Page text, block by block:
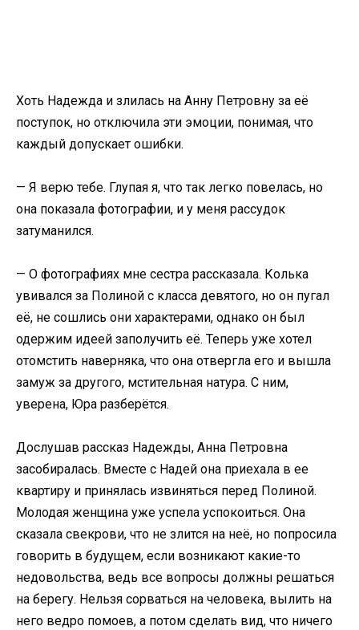
Хоть Надежда и злилась на Анну Петровну за её
поступок, но отключила эти эмоции, понимая, что
каждый допускает ошибки.
— Я верю тебе. Глупая я, что так легко повелась, но
она показала фотографии, и у меня рассудок
затуманился.
— О фотографиях мне сестра рассказала. Колька
увивался за Полиной с класса девятого, но он пугал
её, не сошлись они характерами, однако он был
одержим идеей заполучить её. Теперь уже хотел
отомстить наверняка, что она отвергла его и вышла
замуж за другого, мстительная натура. С ним,
уверена, Юра разберётся.
Дослушав рассказ Надежды, Анна Петровна
засобиралась. Вместе с Надей она приехала в ее
квартиру и принялась извиняться перед Полиной.
Молодая женщина уже успела успокоиться. Она
сказала свекрови, что не злится на неё, но попросила
говорить в будущем, если возникают какие-то
недовольства, ведь все вопросы должны решаться
на берегу. Нельзя сорваться на человека, вылить на
него ведро помоев, а потом сделать вид, что ничего